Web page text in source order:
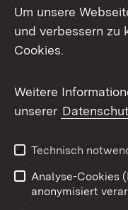
Facebook
X / Twitter
Youtube
Impressum
Um unsere
und verbessern zu
Cookies.
Weitere
unserer
Technisch
Analyse-Cookies
anonymisiert